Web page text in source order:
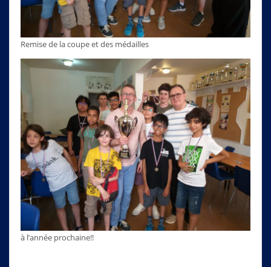
Remise de la coupe et des médailles
à l’année prochaine!!